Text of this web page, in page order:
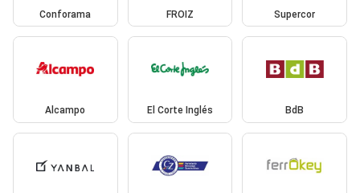
Conforama FROIZ Supercor
Alcampo El Corte Inglés BdB